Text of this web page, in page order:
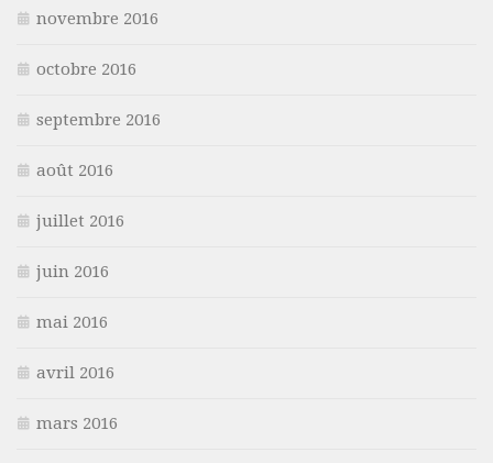
novembre 2016
octobre 2016
septembre 2016
août 2016
juillet 2016
juin 2016
mai 2016
avril 2016
mars 2016